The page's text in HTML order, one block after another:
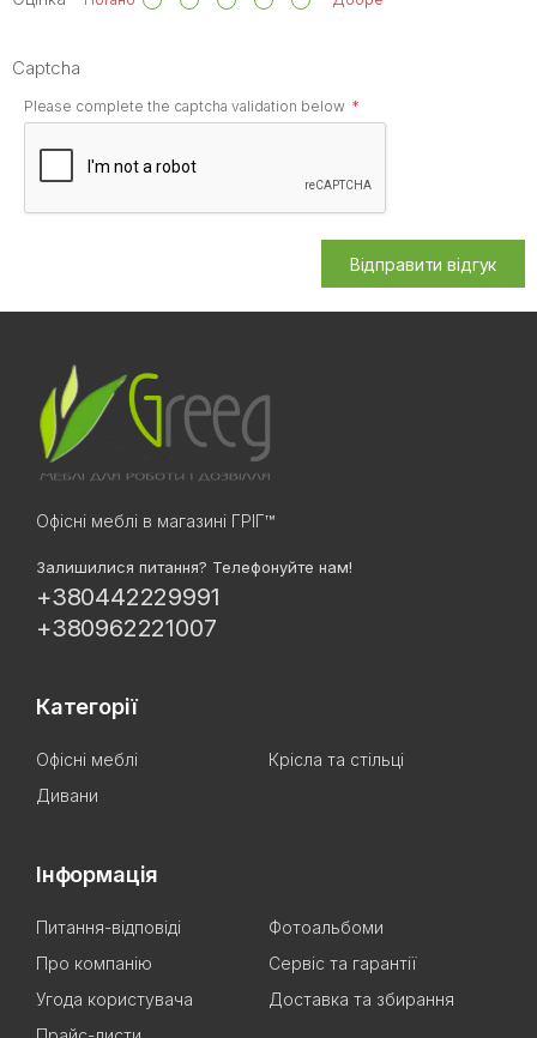
Captcha
Please complete the captcha validation below
Відправити відгук
Офісні меблі в магазині ГРІГ™
Залишилися питання? Телефонуйте нам!
+380442229991
+380962221007
Категорії
Офісні меблі
Крісла та стільці
Дивани
Інформація
Питання-відповіді
Фотоальбоми
Про компанію
Сервіс та гарантії
Угода користувача
Доставка та збирання